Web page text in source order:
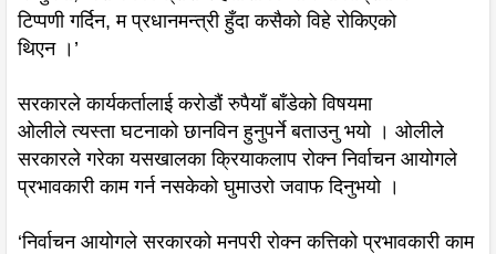
टिप्पणी गर्दिन, म प्रधानमन्त्री हुँदा कसैको विहे रोकिएको
थिएन ।’
सरकारले कार्यकर्तालाई करोडौं रुपैयाँ बाँडेको विषयमा
ओलीले त्यस्ता घटनाको छानविन हुनुपर्ने बताउनु भयो । ओलीले
सरकारले गरेका यसखालका क्रियाकलाप रोक्न निर्वाचन आयोगले
प्रभावकारी काम गर्न नसकेको घुमाउरो जवाफ दिनुभयो ।
‘निर्वाचन आयोगले सरकारको मनपरी रोक्न कत्तिको प्रभावकारी काम